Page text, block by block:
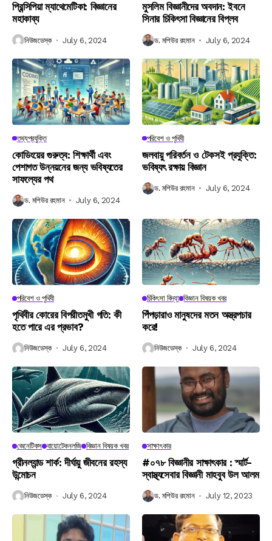
প্রিন্সিপিয়া ম্যাথেমেটিকা: বিজ্ঞানের
মহাকাব্য
নিউজডেস্ক July 6, 2024
মুসলিম বিজ্ঞানীদের অবদান: ইবনে
সিনার চিকিৎসা বিজ্ঞানের বিপ্লব
ড. মশিউর রহমান July 6, 2024
তথ্যপ্রযুক্তি
কোডিংয়ের গুরুত্ব: শিক্ষার্থী এবং
পেশাগত উন্নয়নের জন্য ভবিষ্যতের
সাফল্যের পথ
ড. মশিউর রহমান July 6, 2024
পরিবেশ ও পৃথিবী
জলবায়ু পরিবর্তন ও টেকসই প্রযুক্তি:
ভবিষ্যৎ রক্ষায় বিজ্ঞান
ড. মশিউর রহমান July 6, 2024
পরিবেশ ও পৃথিবী
পৃথিবীর কোরের বিপরীতমুখী গতি: কী
হতে পারে এর প্রভাব?
নিউজডেস্ক July 6, 2024
চিকিৎসা বিদ্যা বিজ্ঞান বিষয়ক খবর
পিঁপড়ারাও মানুষদের মতন অস্ত্রপচার
করে!
নিউজডেস্ক July 6, 2024
জেনেটিকস বায়োটেকনলজি বিজ্ঞান বিষয়ক খবর
গ্রীনল্যান্ড শার্ক: দীর্ঘায়ু জীবনের রহস্য
উন্মোচন
নিউজডেস্ক July 6, 2024
সাক্ষাৎকার
#০৭৮ বিজ্ঞানীর সাক্ষাৎকার : স্মার্ট-
স্বাস্থ্যসেবার বিজ্ঞানী মাহবুব উল আলম
ড. মশিউর রহমান July 12, 2023